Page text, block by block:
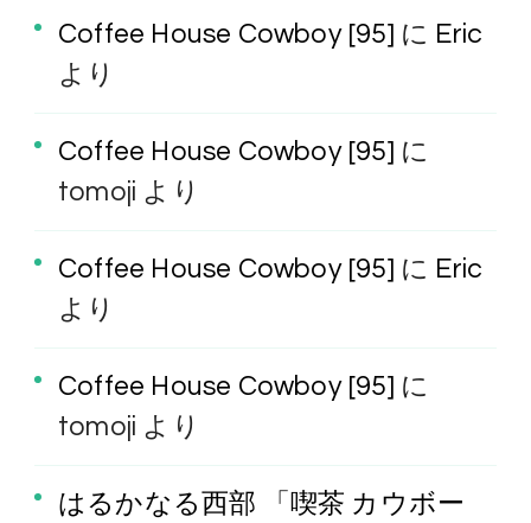
Coffee House Cowboy [95] に Eric
より
Coffee House Cowboy [95] に
tomoji より
Coffee House Cowboy [95] に Eric
より
Coffee House Cowboy [95] に
tomoji より
はるかなる西部 「喫茶 カウボー